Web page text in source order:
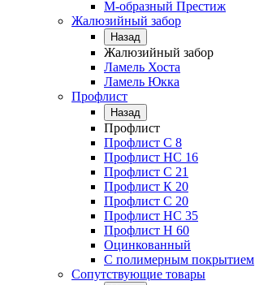
М-образный Престиж
Жалюзийный забор
Назад
Жалюзийный забор
Ламель Хоста
Ламель Юкка
Профлист
Назад
Профлист
Профлист С 8
Профлист НС 16
Профлист C 21
Профлист К 20
Профлист С 20
Профлист НС 35
Профлист Н 60
Оцинкованный
С полимерным покрытием
Сопутствующие товары